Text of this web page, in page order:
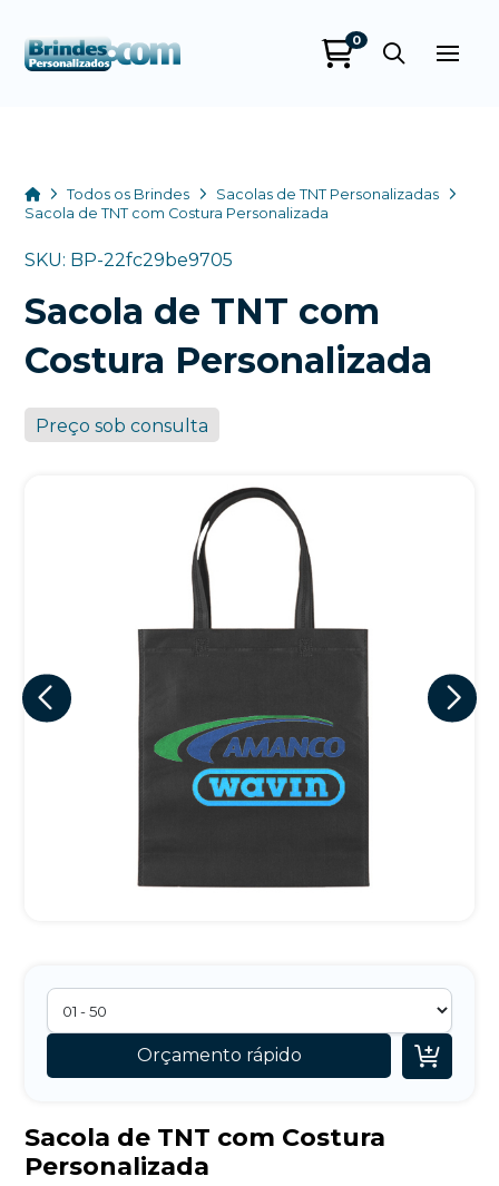
0
HomeTodos os Brindes
Sacolas de TNT Personalizadas
Sacola de TNT com Costura Personalizada
SKU: BP-22fc29be9705
Sacola de TNT com
Costura Personalizada
Preço sob consulta
Orçamento rápido 
Sacola de TNT com Costura
Personalizada
+55
Eu concordo em receber comunicações.
A nossa empresa está comprometida a proteger e respeitar
sua privacidade, utilizaremos seus dados apenas para fins
Iniciar conversa